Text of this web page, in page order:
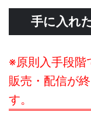
手に入れ
※原則入手段階
販売・配信が
す。